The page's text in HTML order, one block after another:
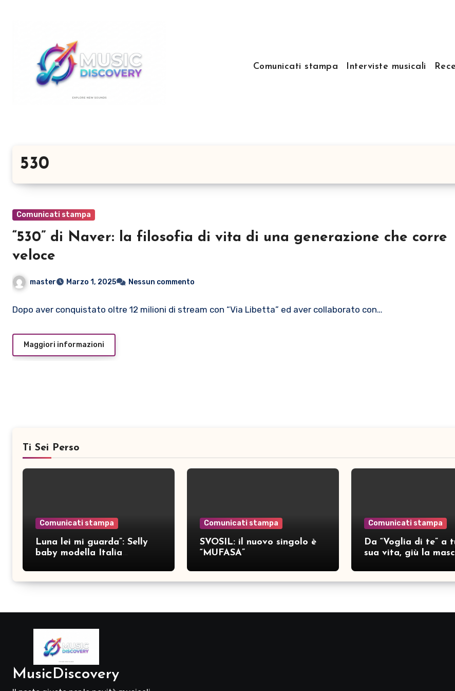
Comunicati stampa Interviste musicali
530
Comunicati stampa
“530” di Naver: la filosofia di vita di una generazione che corre
veloce
master Marzo 1, 2025 Nessun commento
Dopo aver conquistato oltre 12 milioni di stream con “Via Libetta” ed aver collaborato con…
Maggiori informazioni
Ti Sei Perso
Comunicati stampa
Luna lei mi guarda”: Selly
baby modella Italia
Comunicati stampa
SVOSIL: il nuovo singolo è
“MUFASA”
Comunicati stampa
Da “Voglia di te” a
sua vita, giù la
MusicDiscovery